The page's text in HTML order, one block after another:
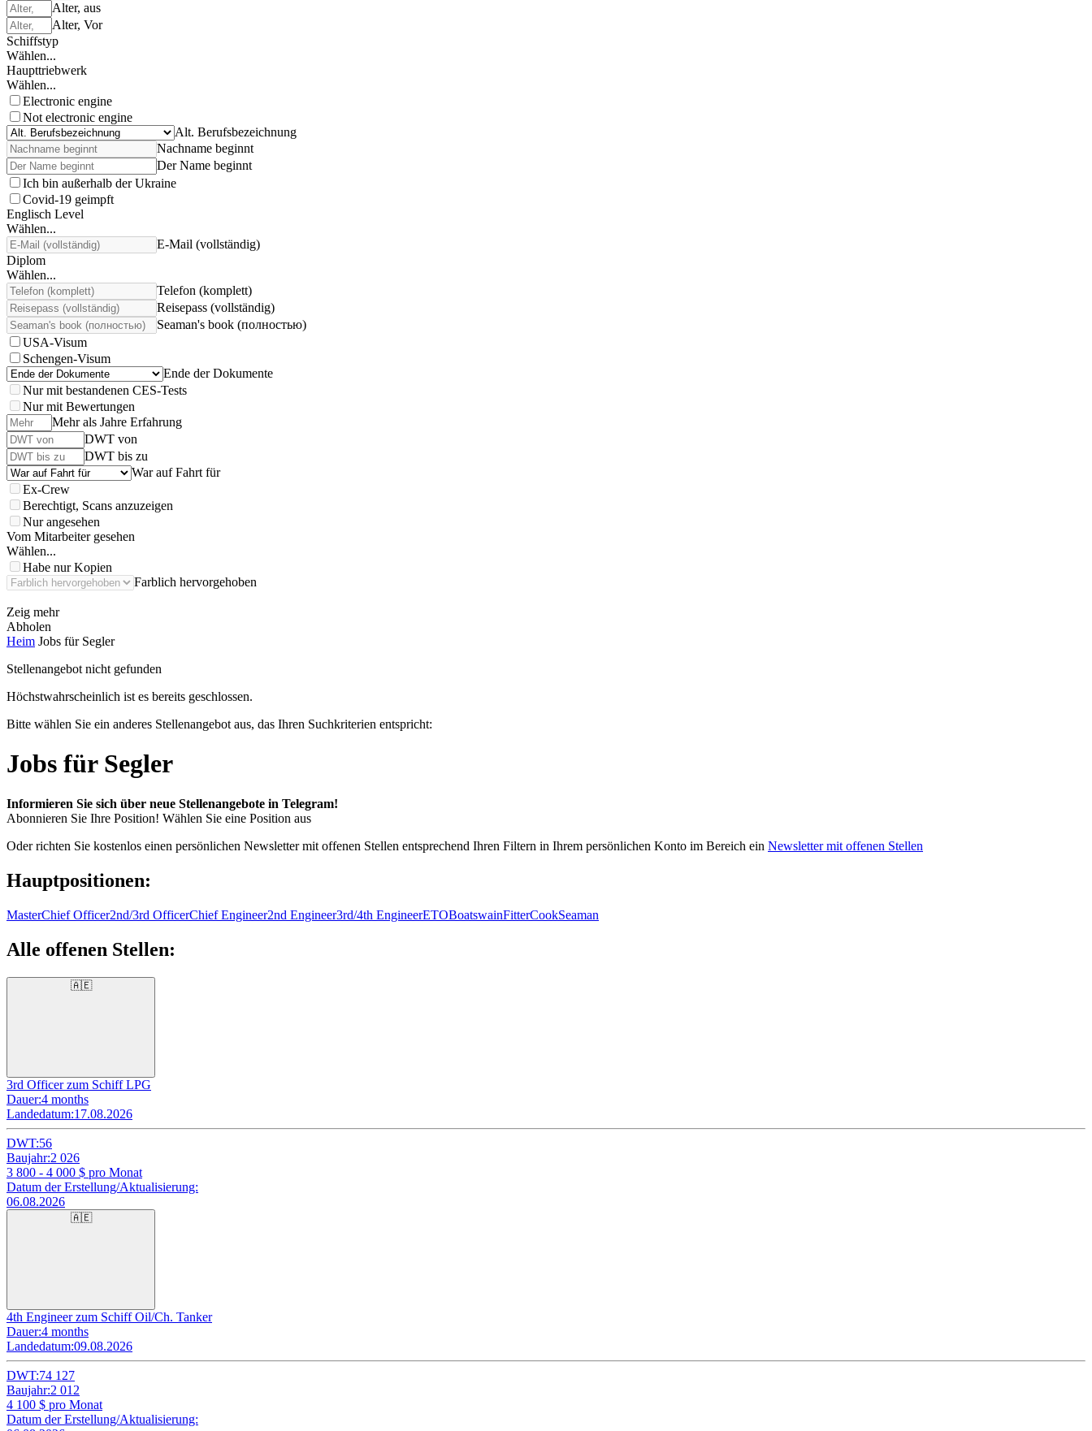
Alter, aus
Alter, Vor
Schiffstyp
Wählen...
Haupttriebwerk
Wählen...
Electronic engine
Not electronic engine
Alt. Berufsbezeichnung
Nachname beginnt
Der Name beginnt
Ich bin außerhalb der Ukraine
Covid-19 geimpft
Englisch Level
Wählen...
E-Mail (vollständig)
Diplom
Wählen...
Telefon (komplett)
Reisepass (vollständig)
Seaman's book (полностью)
USA-Visum
Schengen-Visum
Ende der Dokumente
Nur mit bestandenen CES-Tests
Nur mit Bewertungen
Mehr als Jahre Erfahrung
DWT von
DWT bis zu
War auf Fahrt für
Ex-Crew
Berechtigt, Scans anzuzeigen
Nur angesehen
Vom Mitarbeiter gesehen
Wählen...
Habe nur Kopien
Farblich hervorgehoben
Zeig mehr
Abholen
Heim Jobs für Segler
Stellenangebot nicht gefunden
Höchstwahrscheinlich ist es bereits geschlossen.
Bitte wählen Sie ein anderes Stellenangebot aus, das Ihren Suchkriterien entspricht:
Jobs für Segler
Informieren Sie sich über neue Stellenangebote in Telegram!
Abonnieren Sie Ihre Position! Wählen Sie eine Position aus
Oder richten Sie kostenlos einen persönlichen Newsletter mit offenen Stellen entsprechend Ihren Filtern in Ihrem persönlichen Konto im Bereich ein Newsletter mit offenen Stellen
Hauptpositionen:
MasterChief Officer2nd/3rd OfficerChief Engineer2nd Engineer3rd/4th EngineerETOBoatswainFitterCookSeaman
Alle offenen Stellen:
🇦🇪
3rd Officer zum Schiff LPG
Dauer:4 months
Landedatum:17.08.2026
DWT:56
Baujahr:2 026
3 800 - 4 000 $ pro Monat
Datum der Erstellung/Aktualisierung:
06.08.2026
🇦🇪
4th Engineer zum Schiff Oil/Ch. Tanker
Dauer:4 months
Landedatum:09.08.2026
DWT:74 127
Baujahr:2 012
4 100 $ pro Monat
Datum der Erstellung/Aktualisierung: